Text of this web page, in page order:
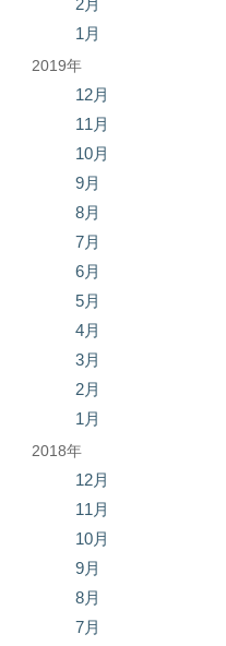
2月
1月
2019年
12月
11月
10月
9月
8月
7月
6月
5月
4月
3月
2月
1月
2018年
12月
11月
10月
9月
8月
7月